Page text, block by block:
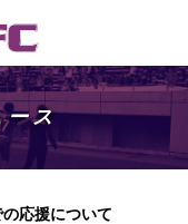
ース
応援について